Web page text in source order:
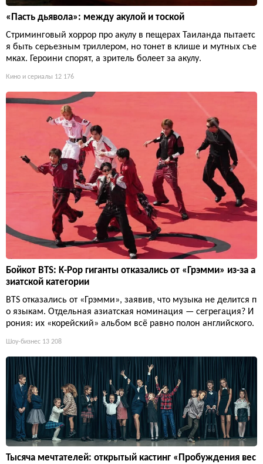
«Пасть дьявола»: между акулой и тоской
Стриминговый хоррор про акулу в пещерах Таиланда пытаетс
я быть серьезным триллером, но тонет в клише и мутных съе
мках. Героини спорят, а зритель болеет за акулу.
Кино и сериалы 12 176
Бойкот BTS: K-Pop гиганты отказались от «Грэмми» из-за а
зиатской категории
BTS отказались от «Грэмми», заявив, что музыка не делится п
о языкам. Отдельная азиатская номинация — сегрегация? И
рония: их «корейский» альбом всё равно полон английского.
Шоу-бизнес 13 208
Тысяча мечтателей: открытый кастинг «Пробуждения вес